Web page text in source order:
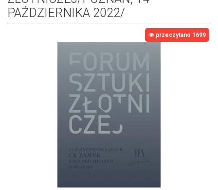
PAŹDZIERNIKA 2022/
przeczytano 1699